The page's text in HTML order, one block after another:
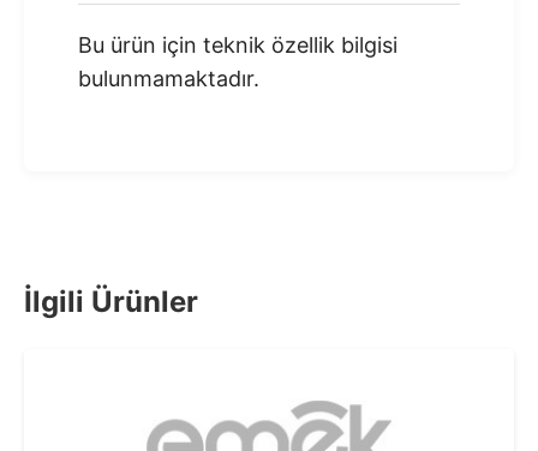
Bu ürün için teknik özellik bilgisi
bulunmamaktadır.
İlgili Ürünler